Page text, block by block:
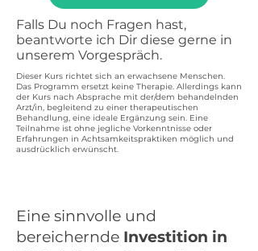
Falls Du noch Fragen hast,
beantworte ich Dir diese gerne in
unserem Vorgespräch.
Dieser Kurs richtet sich an erwachsene Menschen.
Das Programm ersetzt keine Therapie. Allerdings kann
der Kurs nach Absprache mit der/dem behandelnden
Arzt/in, begleitend zu einer therapeutischen
Behandlung, eine ideale Ergänzung sein. Eine
Teilnahme ist ohne jegliche Vorkenntnisse oder
Erfahrungen in Achtsamkeitspraktiken möglich und
ausdrücklich erwünscht.
Eine sinnvolle und
bereichernde Investition in